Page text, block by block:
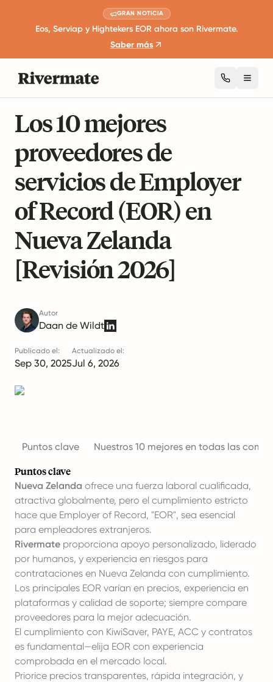
GRAN NOTICIA
Eos, Serviap y Hightekers EOR ahora son Rivermate.
Saber más
Los 10 mejores
proveedores de
servicios de Employer
of Record (EOR) en
Nueva Zelanda
[Revisión 2026]
Autor
Daan de Wildt
Publicado el:
Sep 30, 2025
Actualizado el:
Jul 6, 2026
Puntos clave Nuestros 10 mejores en todas las
Puntos clave
Nueva Zelanda ofrece una fuerza laboral cualificada,
atractiva globalmente, pero el cumplimiento estricto
hace que Employer of Record, "EOR", sea esencial
para empleadores extranjeros.
Rivermate proporciona apoyo personalizado, liderado
por humanos, y experiencia en riesgos para
contrataciones en Nueva Zelanda con cumplimiento.
Los principales EOR varían en precios, experiencia en
plataformas y calidad de soporte; siempre compare
proveedores para la mejor adecuación.
El cumplimiento con KiwiSaver, PAYE, ACC y contratos
es fundamental—elija EOR con experiencia
comprobada en el mercado local.
Priorice precios transparentes, rápida integración, y